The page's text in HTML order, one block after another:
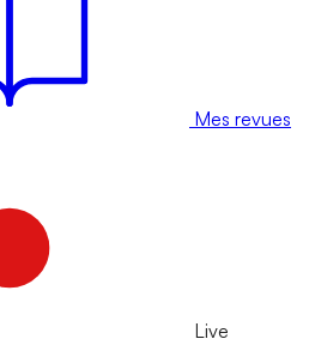
Mes revues
Live